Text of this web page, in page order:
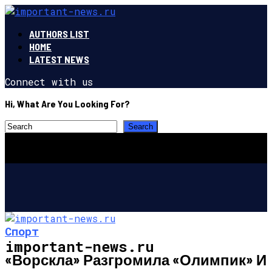
AUTHORS LIST
HOME
LATEST NEWS
Connect with us
Hi, What Are You Looking For?
important-news.ru
Спорт
«Ворскла» Разгромила «Олимпик» И